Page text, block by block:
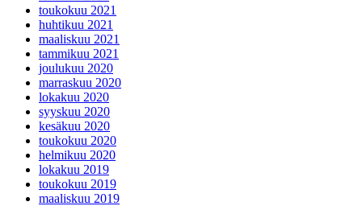
toukokuu 2021
huhtikuu 2021
maaliskuu 2021
tammikuu 2021
joulukuu 2020
marraskuu 2020
lokakuu 2020
syyskuu 2020
kesäkuu 2020
toukokuu 2020
helmikuu 2020
lokakuu 2019
toukokuu 2019
maaliskuu 2019